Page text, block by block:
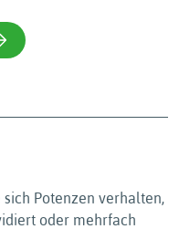
Potenzen verhalten,
oder mehrfach